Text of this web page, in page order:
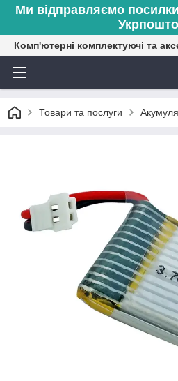
Ми відправляємо
Комп'ютерні комплектуючі та
Товари та послуги